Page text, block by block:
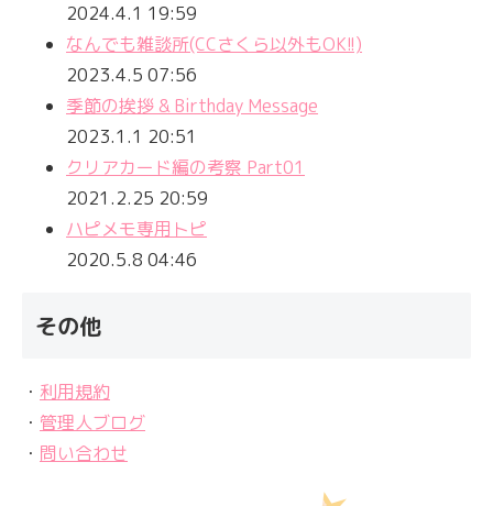
2024.4.1 19:59
なんでも雑談所(CCさくら以外もOK!!)
2023.4.5 07:56
季節の挨拶 & Birthday Message
2023.1.1 20:51
クリアカード編の考察 Part01
2021.2.25 20:59
ハピメモ専用トピ
2020.5.8 04:46
その他
・ 利用規約
・ 管理人ブログ
・ 問い合わせ